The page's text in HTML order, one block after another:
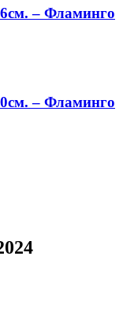
– Фламинго
– Фламинго